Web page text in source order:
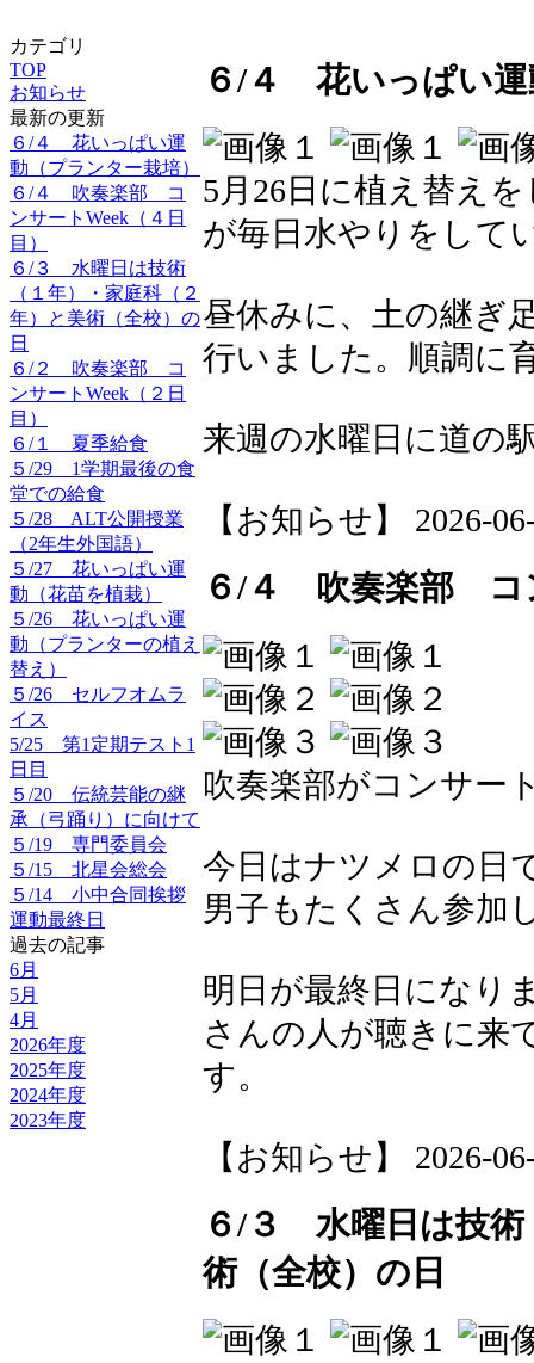
カテゴリ
TOP
お知らせ
最新の更新
６/４ 花いっぱい運
動（プランター栽培）
６/４ 吹奏楽部 コ
ンサートWeek（４日
目）
６/３ 水曜日は技術
（１年）・家庭科（２
年）と美術（全校）の
日
６/２ 吹奏楽部 コ
ンサートWeek（２日
目）
６/１ 夏季給食
５/29 1学期最後の食
堂での給食
５/28 ALT公開授業
（2年生外国語）
５/27 花いっぱい運
動（花苗を植栽）
５/26 花いっぱい運
動（プランターの植え
替え）
５/26 セルフオムラ
イス
5/25 第1定期テスト1
日目
５/20 伝統芸能の継
承（弓踊り）に向けて
５/19 専門委員会
５/15 北星会総会
５/14 小中合同挨拶
運動最終日
過去の記事
6月
5月
4月
2026年度
2025年度
2024年度
2023年度
６/４ 花いっぱい運
5月26日に植え替え
が毎日水やりをして
昼休みに、土の継ぎ
行いました。順調に
来週の水曜日に道の
【お知らせ】 2026-
６/４ 吹奏楽部 コ
吹奏楽部がコンサー
今日はナツメロの日
男子もたくさん参加
明日が最終日になり
さんの人が聴きに来
す。
【お知らせ】 2026-
６/３ 水曜日は技術
術（全校）の日